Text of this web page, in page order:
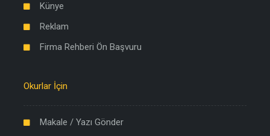
Künye
Reklam
Firma Rehberi Ön Başvuru
Okurlar İçin
Makale / Yazı Gönder